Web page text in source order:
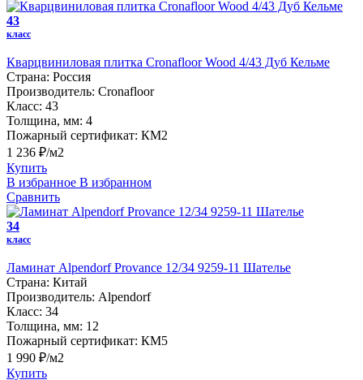
43
класс
Кварцвиниловая плитка Cronafloor Wood 4/43 Дуб Кельме
Страна: Россия
Производитель: Cronafloor
Класс: 43
Толщина, мм: 4
Пожарный сертификат: КМ2
1 236 ₽/м2
Купить
В избранное В избранном
Сравнить
34
класс
Ламинат Alpendorf Provance 12/34 9259-11 Шателье
Страна: Китай
Производитель: Alpendorf
Класс: 34
Толщина, мм: 12
Пожарный сертификат: КМ5
1 990 ₽/м2
Купить